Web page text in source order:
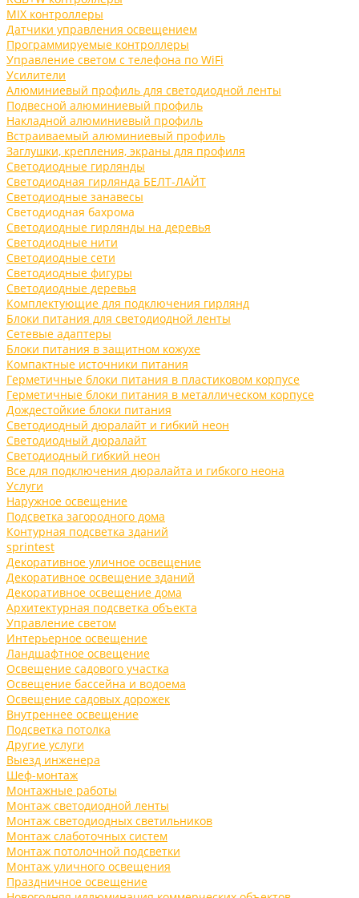
MIX контроллеры
Датчики управления освещением
Программируемые контроллеры
Управление светом с телефона по WiFi
Усилители
Алюминиевый профиль для светодиодной ленты
Подвесной алюминиевый профиль
Накладной алюминиевый профиль
Встраиваемый алюминиевый профиль
Заглушки, крепления, экраны для профиля
Светодиодные гирлянды
Светодиодная гирлянда БЕЛТ-ЛАЙТ
Светодиодные занавесы
Светодиодная бахрома
Светодиодные гирлянды на деревья
Светодиодные нити
Светодиодные сети
Светодиодные фигуры
Светодиодные деревья
Комплектующие для подключения гирлянд
Блоки питания для светодиодной ленты
Сетевые адаптеры
Блоки питания в защитном кожухе
Компактные источники питания
Герметичные блоки питания в пластиковом корпусе
Герметичные блоки питания в металлическом корпусе
Дождестойкие блоки питания
Светодиодный дюралайт и гибкий неон
Светодиодный дюралайт
Светодиодный гибкий неон
Все для подключения дюралайта и гибкого неона
Услуги
Наружное освещение
Подсветка загородного дома
Контурная подсветка зданий
sprintest
Декоративное уличное освещение
Декоративное освещение зданий
Декоративное освещение дома
Архитектурная подсветка объекта
Управление светом
Интерьерное освещение
Ландшафтное освещение
Освещение садового участка
Освещение бассейна и водоема
Освещение садовых дорожек
Внутреннее освещение
Подсветка потолка
Другие услуги
Выезд инженера
Шеф-монтаж
Монтажные работы
Монтаж светодиодной ленты
Монтаж светодиодных светильников
Монтаж слаботочных систем
Монтаж потолочной подсветки
Монтаж уличного освещения
Праздничное освещение